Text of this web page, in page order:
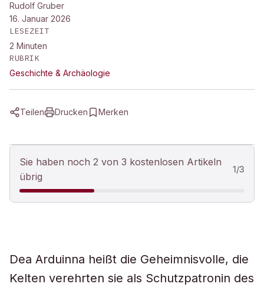
Rudolf Gruber
16. Januar 2026
LESEZEIT
2 Minuten
RUBRIK
Geschichte & Archäologie
Teilen Drucken Merken
Sie haben noch 2 von 3 kostenlosen Artikeln
übrig
1/3
Dea Arduinna heißt die Geheimnisvolle, die
Kelten verehrten sie als Schutzpatronin des